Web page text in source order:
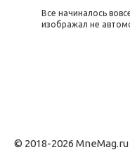
Все начиналось
изображал не
© 2018-2026 MneMag.ru